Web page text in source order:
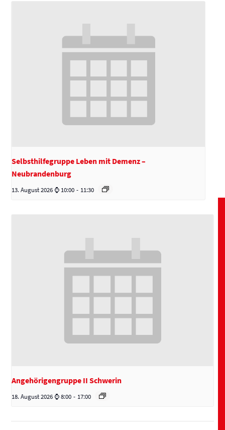
Selbsthilfegruppe Leben mit Demenz –
Neubrandenburg
13. August 2026 ⌚ 10:00 - 11:30
Angehörigengruppe II Schwerin
18. August 2026 ⌚ 8:00 - 17:00